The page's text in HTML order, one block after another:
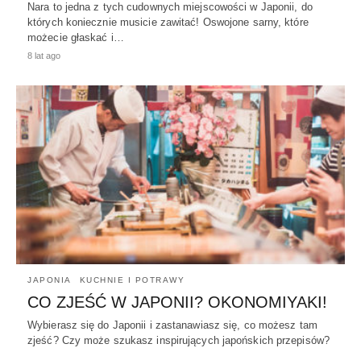
Nara to jedna z tych cudownych miejscowości w Japonii, do
których koniecznie musicie zawitać! Oswojone sarny, które
możecie głaskać i…
8 lat ago
JAPONIA KUCHNIE I POTRAWY
CO ZJEŚĆ W JAPONII? OKONOMIYAKI!
Wybierasz się do Japonii i zastanawiasz się, co możesz tam
zjeść? Czy może szukasz inspirujących japońskich przepisów?